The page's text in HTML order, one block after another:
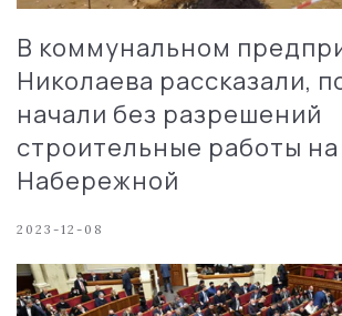
В коммунальном
Николаева рассказали,
начали без разрешений
строительные работы на
Набережной
2023-12-08